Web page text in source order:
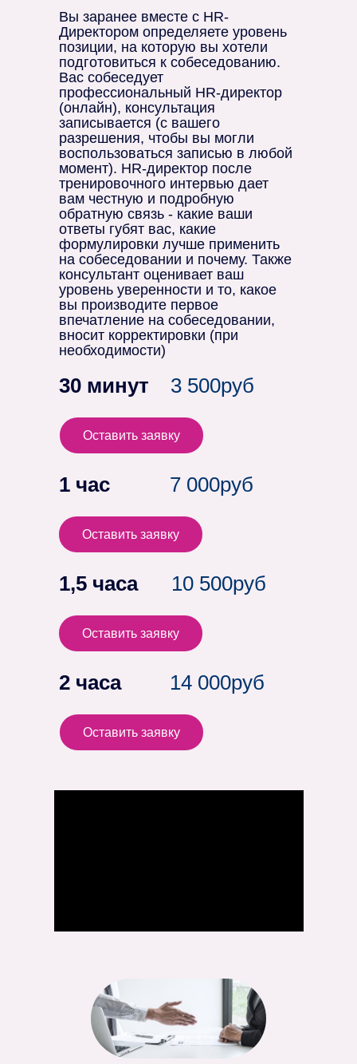
Вы заранее вместе с HR-
Директором определяете уровень
позиции, на которую вы хотели
подготовиться к собеседованию.
Вас собеседует
профессиональный HR-директор
(онлайн), консультация
записывается (с вашего
разрешения, чтобы вы могли
воспользоваться записью в любой
момент). HR-директор после
тренировочного интервью дает
вам честную и подробную
обратную связь - какие ваши
ответы губят вас, какие
формулировки лучше применить
на собеседовании и почему. Также
консультант оценивает ваш
уровень уверенности и то, какое
вы производите первое
впечатление на собеседовании,
вносит корректировки (при
необходимости)
3 500руб
Оставить заявку
30 минут
7 000руб
Оставить заявку
1 час
10 500руб
Оставить заявку
1,5 часa
Оставить заявку
14 000руб
2 часa